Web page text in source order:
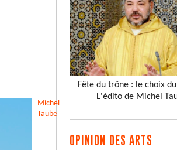
Michel
Taube
Fête du trône : le choix
L'édito de Michel
OPINION DES ARTS